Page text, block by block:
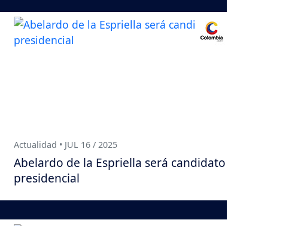
Actualidad • JUL 16 / 2025
Abelardo de la Espriella será candidato
presidencial